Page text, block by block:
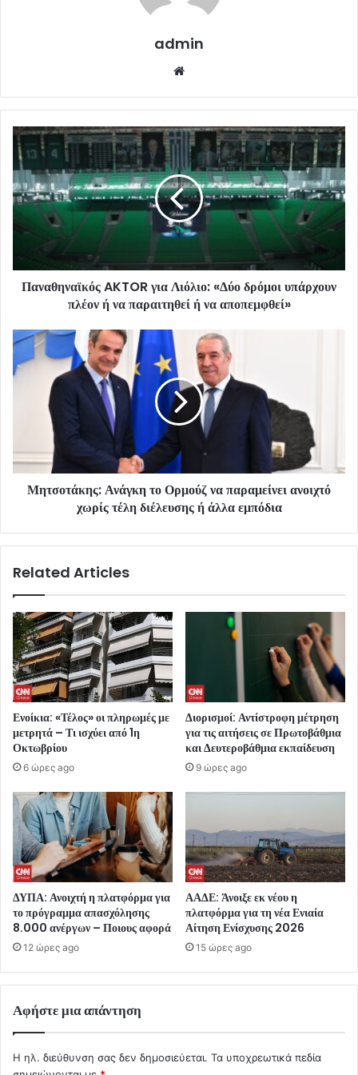
admin
Παναθηναϊκός AKTOR για Λιόλιο: «Δύο δρόμοι υπάρχουν
πλέον ή να παραιτηθεί ή να αποπεμφθεί»
Μητσοτάκης: Ανάγκη το Ορμούζ να παραμείνει ανοιχτό
χωρίς τέλη διέλευσης ή άλλα εμπόδια
Related Articles
Ενοίκια: «Τέλος» οι πληρωμές με
μετρητά – Τι ισχύει από 1η
Οκτωβρίου
6 ώρες ago
Διορισμοί: Αντίστροφη μέτρηση
για τις αιτήσεις σε Πρωτοβάθμια
και Δευτεροβάθμια εκπαίδευση
9 ώρες ago
ΔΥΠΑ: Ανοιχτή η πλατφόρμα για
το πρόγραμμα απασχόλησης
8.000 ανέργων – Ποιους αφορά
12 ώρες ago
ΑΑΔΕ: Άνοιξε εκ νέου η
πλατφόρμα για τη νέα Ενιαία
Αίτηση Ενίσχυσης 2026
15 ώρες ago
Αφήστε μια απάντηση
Η ηλ. διεύθυνση σας δεν δημοσιεύεται. Τα υποχρεωτικά πεδία